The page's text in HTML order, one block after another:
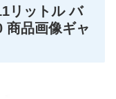
リットル バ
商品画像ギャ